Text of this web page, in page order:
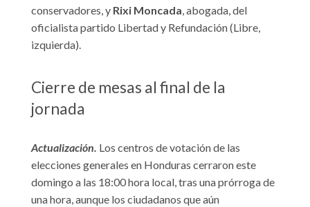
conservadores, y Rixi Moncada, abogada, del
oficialista partido Libertad y Refundación (Libre,
izquierda).
Cierre de mesas al final de la
jornada
Actualización. Los centros de votación de las
elecciones generales en Honduras cerraron este
domingo a las 18:00 hora local, tras una prórroga de
una hora, aunque los ciudadanos que aún